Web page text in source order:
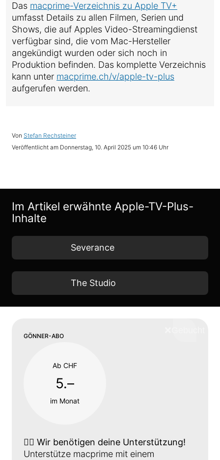
Das macprime-Verzeichnis zu Apple TV+
umfasst Details zu allen Filmen, Serien und
Shows, die auf Apples Video-Streamingdienst
verfügbar sind, die vom Mac-Hersteller
angekündigt wurden oder sich noch in
Produktion befinden. Das komplette Verzeichnis
kann unter macprime.ch/v/apple-tv-plus
aufgerufen werden.
Von Stefan Rechsteiner
Veröffentlicht am Donnerstag, 10. April 2025 um 10:46 Uhr
Im Artikel erwähnte Apple-TV-Plus-
Inhalte
Severance
The Studio
GÖNNER-ABO
Ab CHF
5.–
im Monat
👉🏼 Wir benötigen deine Unterstützung!
Unterstütze macprime mit einem